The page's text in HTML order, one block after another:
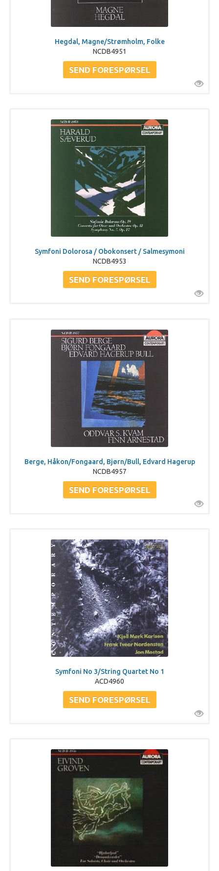
Hegdal, Magne/Strømholm, Folke
NCDB4951
Symfoni Dolorosa / Obokonsert / Salmesymoni
NCDB4953
Berge, Håkon/Fongaard, Bjørn/Bull, Edvard Hagerup
NCDB4957
Symfoni No 3/String Quartet No 1
ACD4960